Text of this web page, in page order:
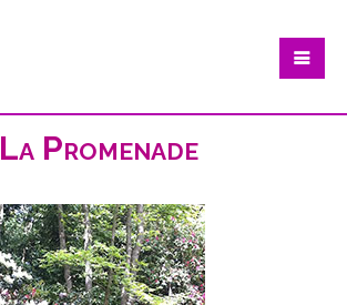
La Promenade